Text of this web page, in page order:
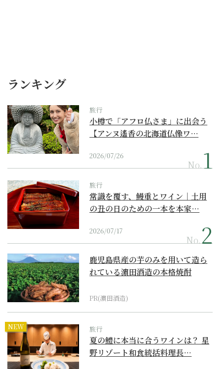
ランキング
旅行
小樽で「アフロ仏さま」に出会う
【アンヌ遙香の北海道仏像ワ…
2026/07/26
No.
旅行
常識を覆す、鰻重とワイン｜土用
の丑の日のための一本を本家…
2026/07/17
No.
鹿児島県産の芋のみを用いて造ら
れている濵田酒造の本格焼酎
PR(濵田酒造)
NEW 旅行
夏の鱧に本当に合うワインは？ 星
野リゾート和食統括料理長…